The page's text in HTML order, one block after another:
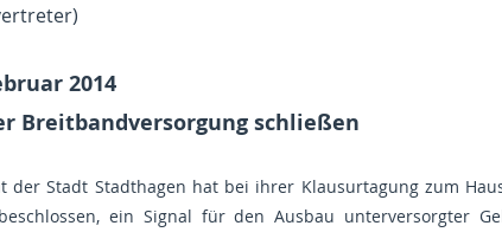
2014
Breitbandversorgung schließen
der Stadt Stadthagen hat bei ihrer Klausurtagung zum
ein Signal für den Ausbau unterversorgter